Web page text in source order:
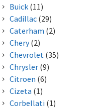
Buick(11)
Cadillac(29)
Caterham (2)
Chery(2)
Chevrolet (35)
Chrysler(9)
Citroen (6)
Cizeta (1)
Corbellati (1)